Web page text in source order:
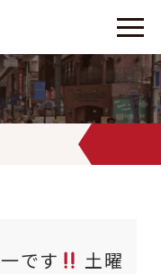
ゴールデンウィ
です
土曜